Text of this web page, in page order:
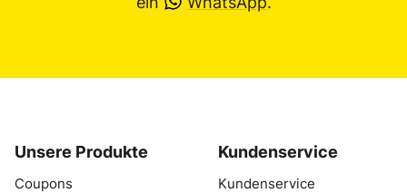
Unsere Produkte
Coupons
Kundenservice
Kundenservice